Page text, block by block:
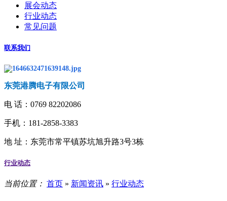
展会动态
行业动态
常见问题
联系我们
东莞港腾电子有限公司
电 话： 0769 82202086
手机：181-2858-3383
地 址： 东莞市常平镇苏坑旭升路3号3栋
行业动态
当前位置： 首页 » 新闻资讯 » 行业动态